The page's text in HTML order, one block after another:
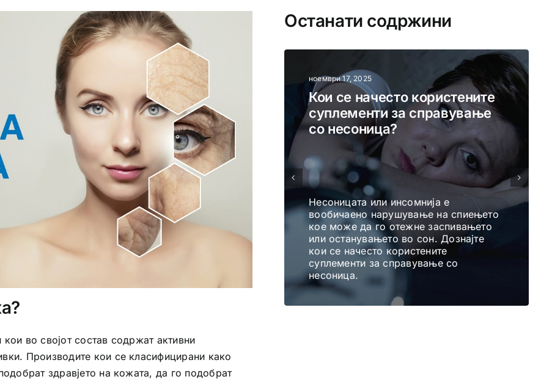
во својот состав содржат активни
Производите кои се класифицирани како
здравјето на кожата, да го подобрат
Останати содржини
август 31, 2023
Женско здравје: додатоци на
исхрана и брачна
неплодност
Патувањето кон родителството е
лично и одговорно патување, често
обележано со радост, исчекување и
надеж. Сепак, за некои парови, патот
до зачнувањето може да биде полн со
ноември 17, 2025
Кои се начесто користените
суплементи за справување
со несоница?
Несоницата или инсомнија е
вообичаено нарушување на спиењето
кое може да го отежне заспивањето
или останувањето во сон. Дознајте
кои се начесто користените
суплементи за справување со
несоница.